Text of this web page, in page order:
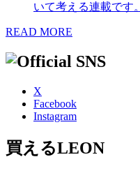
いて考える連載です。
READ MORE
X
Facebook
Instagram
買えるLEON